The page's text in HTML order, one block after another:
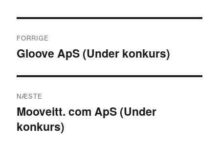
FORRIGE
Forrige
Gloove ApS (Under konkurs)
NÆSTE
Næste
indlæg:
Mooveitt. com ApS (Under
konkurs)